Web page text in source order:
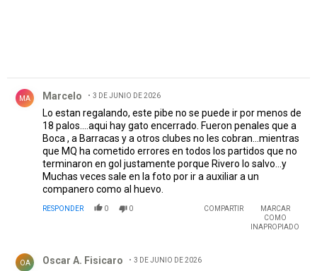
MA Marcelo 3 DE JUNIO DE 2026
Lo estan regalando, este pibe no se puede ir por menos de
18 palos....aqui hay gato encerrado. Fueron penales que a
Boca , a Barracas y a otros clubes no les cobran...mientras
que MQ ha cometido errores en todos los partidos que no
terminaron en gol justamente porque Rivero lo salvo...y
Muchas veces sale en la foto por ir a auxiliar a un
companero como al huevo.
RESPONDER 0 0 COMPARTIR
MARCAR
COMO
INAPROPIADO
OA Oscar A. Fisicaro 3 DE JUNIO DE 2026